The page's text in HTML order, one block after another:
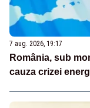
7 aug. 2026, 19:17
România, sub
cauza crizei